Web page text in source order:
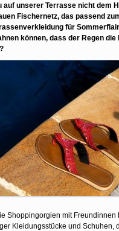
auf unserer Terrasse nicht dem
Fischernetz, das passend
für
können, dass der Regen die
Shoppingorgien mit
Kleidungsstücke und Schuhen,